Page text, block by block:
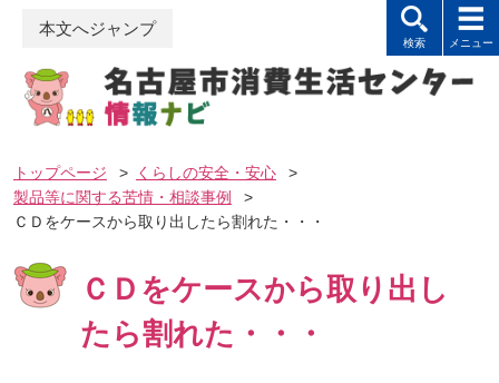
本文へジャンプ
トップページ > くらしの安全・安心
>
製品等に関する苦情・相談事例
>
ＣＤをケースから取り出したら割れた・・・
ＣＤをケースから取り出し
たら割れた・・・